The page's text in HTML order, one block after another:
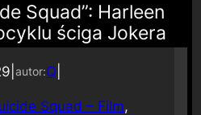
Squad”: Harleen
ściga Jokera
autor:Q
Squad – Film